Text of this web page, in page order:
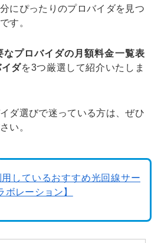
にぴったりのプロバイダを見つ
す。
なプロバイダの月額料金一覧表
ダを3つ厳選して紹介いたしま
ダ選びで迷っている方は、ぜひ
い。
しているおすすめ光回線サー
ボレーション】